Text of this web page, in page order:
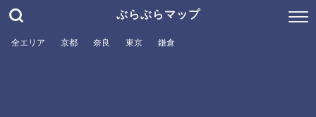
ぶらぶらマップ
全エリア 京都 奈良 東京 鎌倉